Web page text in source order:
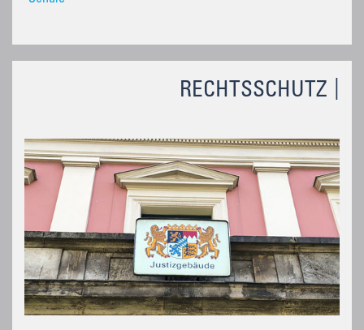
RECHTSSCHUTZ